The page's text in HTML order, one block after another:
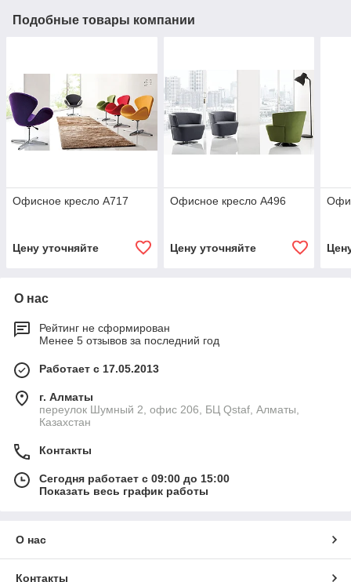
Подобные товары компании
Офисное кресло А717
Цену уточняйте
Офисное кресло А496
Цену уточняйте
О нас
Рейтинг не сформирован
Менее 5 отзывов за последний год
Работает с 17.05.2013
г. Алматы
переулок Шумный 2, офис 206, БЦ Qstaf, Алматы,
Казахстан
Контакты
Сегодня работает с 09:00 до 15:00
Показать весь график работы
О нас
Контакты